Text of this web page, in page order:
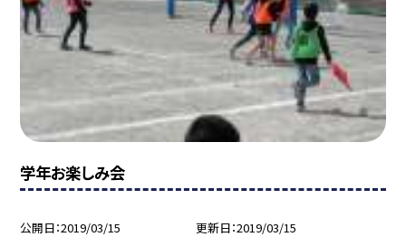
学年お楽しみ会
公開日 2019/03/15 更新日 2019/03/15